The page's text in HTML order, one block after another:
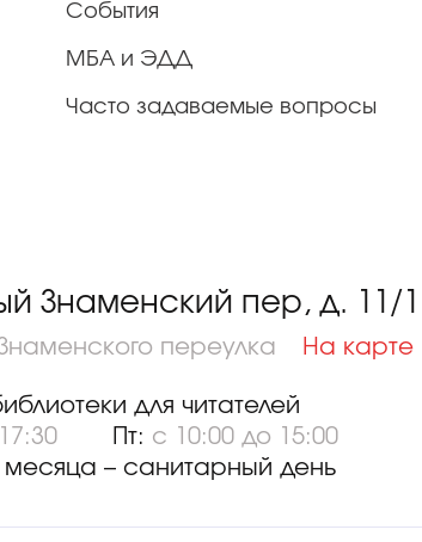
События
МБА и ЭДД
Часто задаваемые вопросы
Знаменский пер, д. 11/11
переулка На карте
для читателей
Пт: с 10:00 до 15:00
месяца – санитарный день